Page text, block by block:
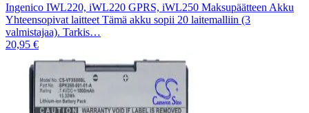
Ingenico IWL220, iWL220 GPRS, iWL250 Maksupäätteen Akku
Yhteensopivat laitteet Tämä akku sopii 20 laitemalliin (3
valmistajaa). Tarkis…
20,95 €